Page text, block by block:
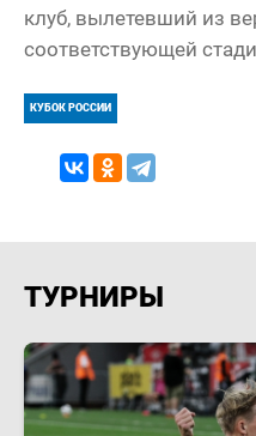
клуб, вылетевший из
соответствующей
КУБОК РОССИИ
ТУРНИРЫ